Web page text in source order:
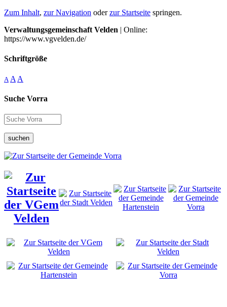
Zum Inhalt, zur Navigation oderzur Startseite springen.
Verwaltungsgemeinschaft Velden | Online:
https://www.vgvelden.de/
Schriftgröße
A A A
Suche Vorra
suchen